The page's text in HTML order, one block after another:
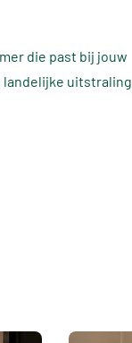
die past bij jouw
landelijke uitstraling